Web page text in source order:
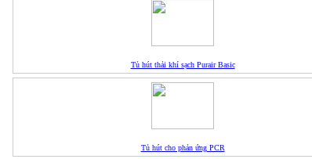
Tủ hút thải khí sạch Purair Basic
Tủ hút cho phản ứng PCR